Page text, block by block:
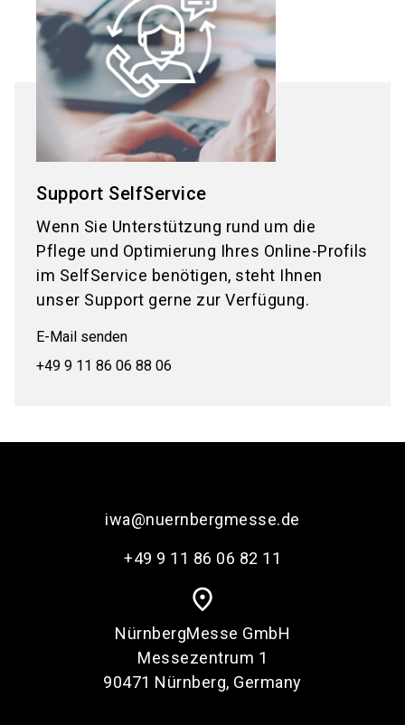
Support SelfService
Wenn Sie Unterstützung rund um die
Pflege und Optimierung Ihres Online-Profils
im SelfService benötigen, steht Ihnen
unser Support gerne zur Verfügung.
E-Mail senden
+49 9 11 86 06 88 06
iwa@nuernbergmesse.de
+49 9 11 86 06 82 11
place
NürnbergMesse GmbH
Messezentrum 1
90471 Nürnberg, Germany